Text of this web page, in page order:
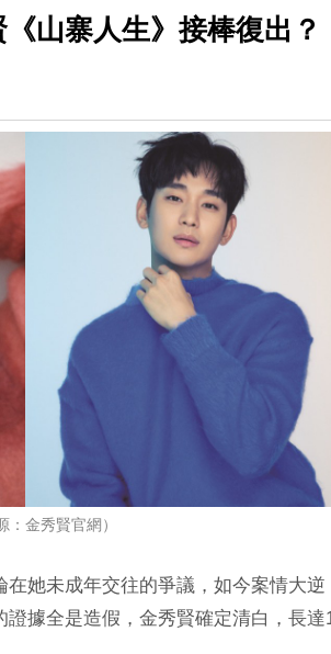
山寨人生》接棒復出？
：金秀賢官網）
她未成年交往的爭議，如今案情大逆
據全是造假，金秀賢確定清白，長達